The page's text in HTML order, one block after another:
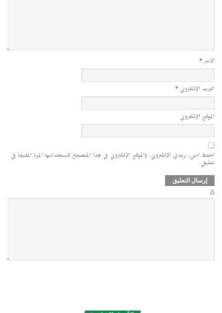
الاسم *
البريد الإلكتروني *
الموقع الإلكتروني
احفظ اسمي، بريدي الإلكتروني، والموقع الإلكتروني في هذا المتصفح لاستخدامها المرة المقبلة في
تعليقي.
Δ